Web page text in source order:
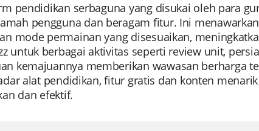
pendidikan serbaguna yang disukai oleh para
pengguna dan beragam fitur. Ini
mode permainan yang disesuaikan,
untuk berbagai aktivitas seperti review unit,
kemajuannya memberikan wawasan berharga
alat pendidikan, fitur gratis dan konten
dan efektif.